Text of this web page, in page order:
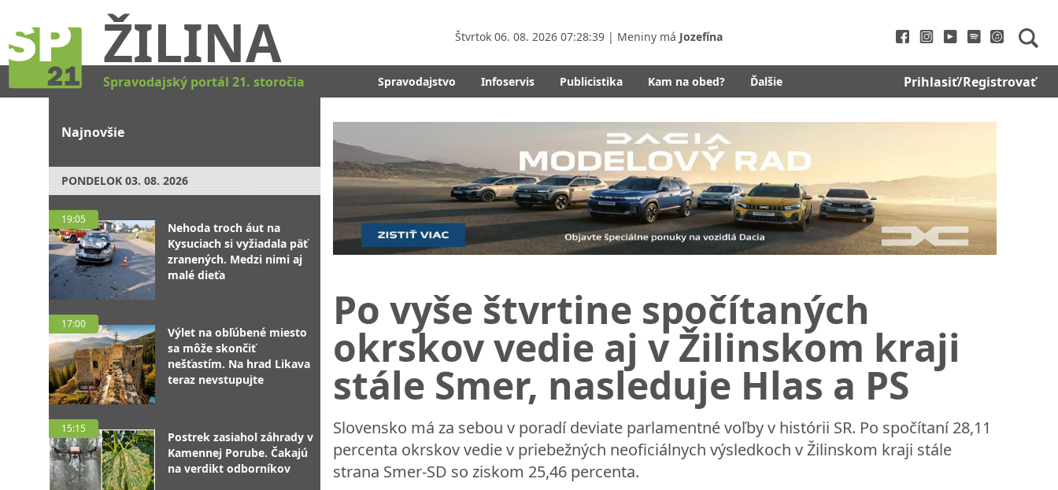
ŽILINA Štvrtok 06. 08. 2026 07:28:41 | Meniny má Jozefína
Spravodajský portál 21. storočia Spravodajstvo Infoservis Publicistika Kam na obed? Ďalšie Prihlasiť/Registrovať
Najnovšie
PONDELOK 03. 08. 2026
19:05
Nehoda troch áut na
Kysuciach si vyžiadala päť
zranených. Medzi nimi aj
malé dieťa
17:00
Výlet na obľúbené miesto
sa môže skončiť
nešťastím. Na hrad Likava
teraz nevstupujte
15:15
Postrek zasiahol záhrady v
Kamennej Porube. Čakajú
na verdikt odborníkov
Po vyše štvrtine spočítaných
okrskov vedie aj v Žilinskom kraji
stále Smer, nasleduje Hlas a PS
Slovensko má za sebou v poradí deviate parlamentné voľby v histórii SR. Po spočítaní 28,11
percenta okrskov vedie v priebežných neoficiálnych výsledkoch v Žilinskom kraji stále
strana Smer-SD so ziskom 25,46 percenta.